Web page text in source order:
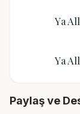
Ya
Ya
Paylaş ve